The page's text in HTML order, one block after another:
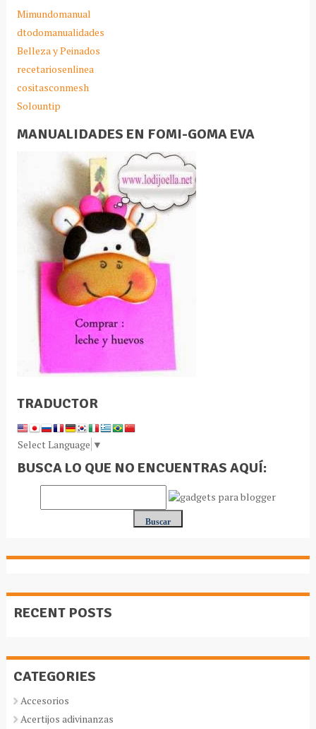
Mimundomanual
dtodomanualidades
Belleza y Peinados
recetariosenlinea
cositasconmesh
Solountip
MANUALIDADES EN FOMI-GOMA EVA
TRADUCTOR
Select Language ▼
BUSCA LO QUE NO ENCUENTRAS AQUÍ:
RECENT POSTS
CATEGORIES
Accesorios
Acertijos adivinanzas